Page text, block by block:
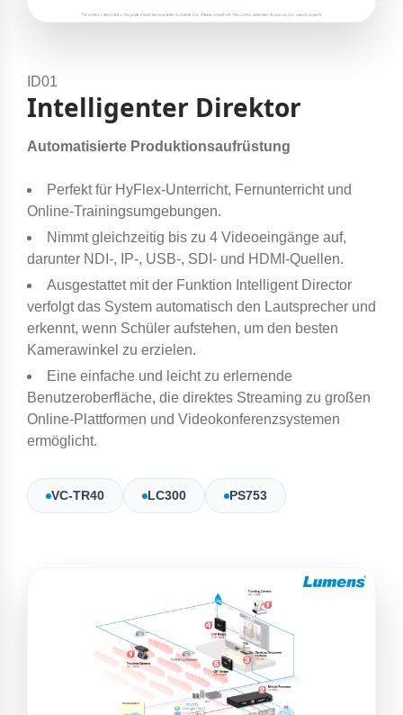
ID01
Intelligenter Direktor
Automatisierte Produktionsaufrüstung
Perfekt für HyFlex-Unterricht, Fernunterricht und
Online-Trainingsumgebungen.
Nimmt gleichzeitig bis zu 4 Videoeingänge auf,
darunter NDI-, IP-, USB-, SDI- und HDMI-Quellen.
Ausgestattet mit der Funktion Intelligent Director
verfolgt das System automatisch den Lautsprecher und
erkennt, wenn Schüler aufstehen, um den besten
Kamerawinkel zu erzielen.
Eine einfache und leicht zu erlernende
Benutzeroberfläche, die direktes Streaming zu großen
Online-Plattformen und Videokonferenzsystemen
ermöglicht.
VC-TR40 LC300 PS753